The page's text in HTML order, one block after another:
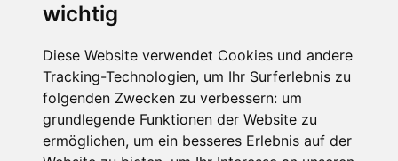
wichtig
Diese Website verwendet Cookies und andere
Tracking-Technologien, um Ihr Surferlebnis zu
folgenden Zwecken zu verbessern: um
grundlegende Funktionen der Website zu
ermöglichen, um ein besseres Erlebnis auf der
Die Schneehoehen Ski APP für iOS und Android - Ein
Muss für alle Wintersportler und Schneefreaks!